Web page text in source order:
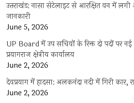
उत्तराखंड: नासा सेटेलाइट से आरक्षित वन में
जानकारी
June 5, 2026
UP Board में उप सचिवों के रिक्त दो पदों पर
प्रयागराज क्षेत्रीय कार्यालय
June 2, 2026
देवप्रयाग में हादसा: अलकनंदा नदी में गिरी कार,
June 2, 2026